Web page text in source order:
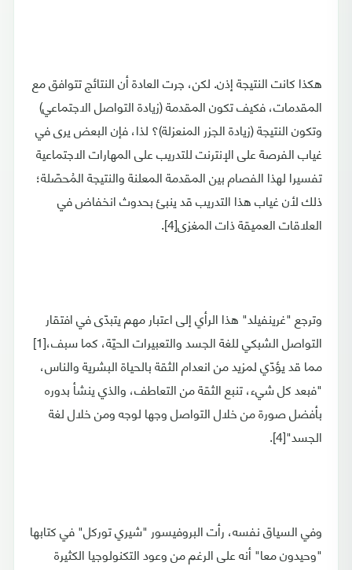
هكذا كانت النتيجة إذن. لكن، جرت العادة أن النتائج تتوافق مع
المقدمات، فكيف تكون المقدمة (زيادة التواصل الاجتماعي)
وتكون النتيجة (زيادة الجزر المنعزلة)؟ لذا، فإن البعض يرى في
غياب الفرصة على الإنترنت للتدريب على المهارات الاجتماعية
تفسيرا لهذا الفصام بين المقدمة المعلنة والنتيجة المُحصّلة؛
ذلك لأن غياب هذا التدريب قد ينبئ بحدوث انخفاض في
العلاقات العميقة ذات المغزى[4].
وترجع "غرينفيلد" هذا الرأي إلى اعتبار مهم يتبدّى في افتقار
التواصل الشبكي للغة الجسد والتعبيرات الحيّة، كما سبف،[1]
مما قد يؤدّي لمزيد من انعدام الثقة بالحياة البشرية والناس،
"فبعد كل شيء، تنبع الثقة من التعاطف، والذي ينشأ بدوره
بأفضل صورة من خلال التواصل وجها لوجه ومن خلال لغة
الجسد"[4].
وفي السياق نفسه، رأت البروفيسور "شيري توركل" في كتابها
"وحيدون معا" أنه على الرغم من وعود التكنولوجيا الكثيرة